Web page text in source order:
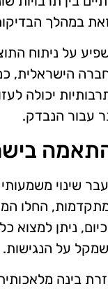
במהלך
על ניתוח
הישראלית,
יכולה
עבור הנבדק.
שינוי
החלו
ניתן למצוא
על הנגישות.
בינה